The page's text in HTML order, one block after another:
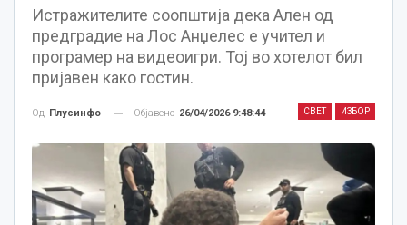
Истражителите соопштија дека Ален од
предградие на Лос Анџелес е учител и
програмер на видеоигри. Тој во хотелот бил
пријавен како гостин.
СВЕТ ИЗБОР
Од Плусинфо Објавено 26/04/2026 9:48:44